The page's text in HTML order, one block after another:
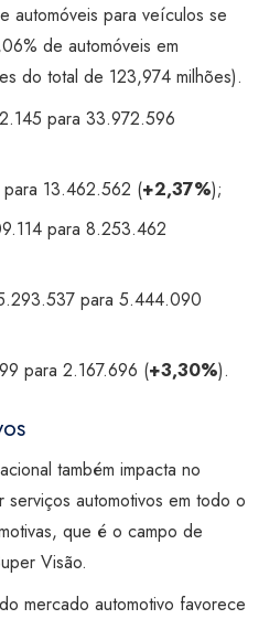
automóveis para veículos se
de automóveis em
do total de 123,974 milhões).
para 33.972.596
13.462.562 (+2,37%);
para 8.253.462
para 5.444.090
para 2.167.696 (+3,30%).
também impacta no
serviços automotivos em todo o
que é o campo de
Visão.
mercado automotivo favorece